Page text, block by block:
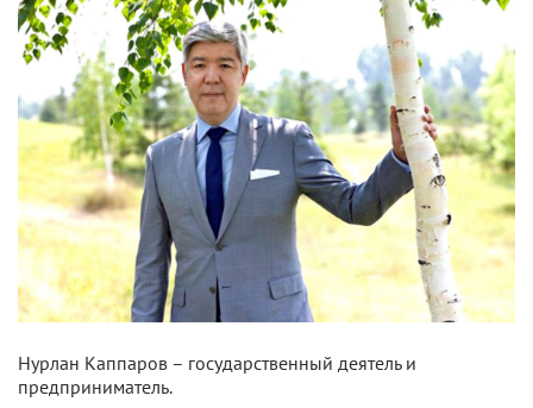
Нурлан Каппаров – государственный деятель и
предприниматель.